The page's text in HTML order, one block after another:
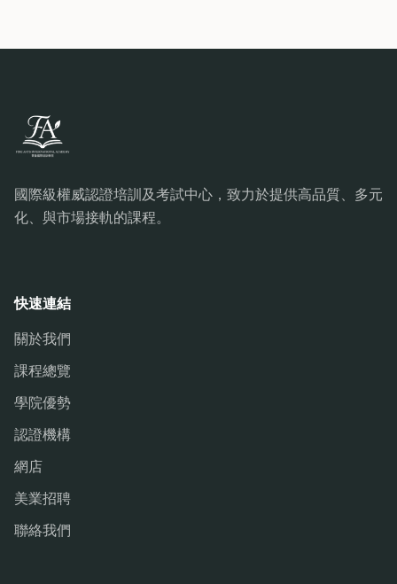
國際級權威認證培訓及考試中心，致力於提供高品質、多元
化、與市場接軌的課程。
快速連結
關於我們
課程總覽
學院優勢
認證機構
網店
美業招聘
聯絡我們